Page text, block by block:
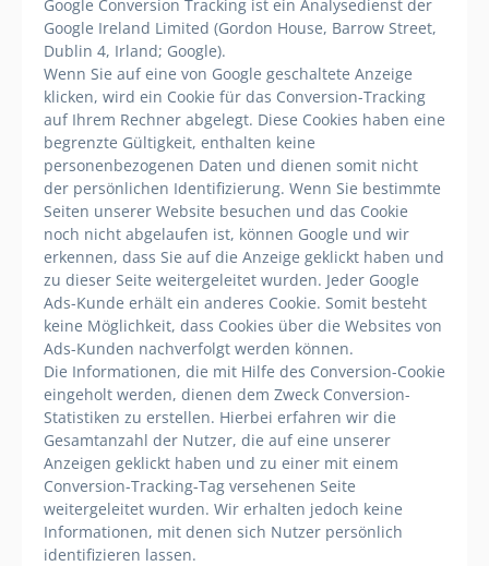
Google Conversion Tracking ist ein Analysedienst der
Google Ireland Limited (Gordon House, Barrow Street,
Dublin 4, Irland; Google).
Wenn Sie auf eine von Google geschaltete Anzeige
klicken, wird ein Cookie für das Conversion-Tracking
auf Ihrem Rechner abgelegt. Diese Cookies haben eine
begrenzte Gültigkeit, enthalten keine
personenbezogenen Daten und dienen somit nicht
der persönlichen Identifizierung. Wenn Sie bestimmte
Seiten unserer Website besuchen und das Cookie
noch nicht abgelaufen ist, können Google und wir
erkennen, dass Sie auf die Anzeige geklickt haben und
zu dieser Seite weitergeleitet wurden. Jeder Google
Ads-Kunde erhält ein anderes Cookie. Somit besteht
keine Möglichkeit, dass Cookies über die Websites von
Ads-Kunden nachverfolgt werden können.
Die Informationen, die mit Hilfe des Conversion-Cookie
eingeholt werden, dienen dem Zweck Conversion-
Statistiken zu erstellen. Hierbei erfahren wir die
Gesamtanzahl der Nutzer, die auf eine unserer
Anzeigen geklickt haben und zu einer mit einem
Conversion-Tracking-Tag versehenen Seite
weitergeleitet wurden. Wir erhalten jedoch keine
Informationen, mit denen sich Nutzer persönlich
identifizieren lassen.